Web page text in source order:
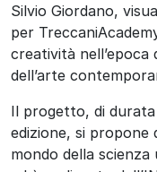
Silvio Giordano,
per
creatività nell’epoca
dell’arte
Il progetto, di
edizione, si propone
mondo della scienza